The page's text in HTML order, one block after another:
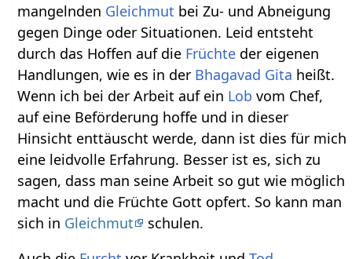
mangelnden Gleichmut bei Zu- und Abneigung
gegen Dinge oder Situationen. Leid entsteht
durch das Hoffen auf die Früchte der eigenen
Handlungen, wie es in der Bhagavad Gita heißt.
Wenn ich bei der Arbeit auf ein Lob vom Chef,
auf eine Beförderung hoffe und in dieser
Hinsicht enttäuscht werde, dann ist dies für mich
eine leidvolle Erfahrung. Besser ist es, sich zu
sagen, dass man seine Arbeit so gut wie möglich
macht und die Früchte Gott opfert. So kann man
sich in Gleichmut
schulen.